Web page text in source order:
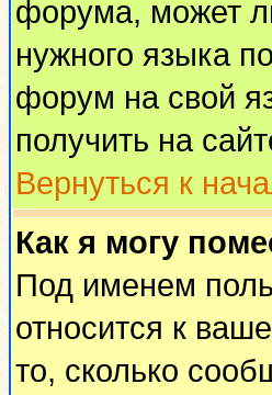
форума, может
нужного языка
форум на свой
получить на
Вернуться к
Как я могу
Под именем
относится к
то, сколько